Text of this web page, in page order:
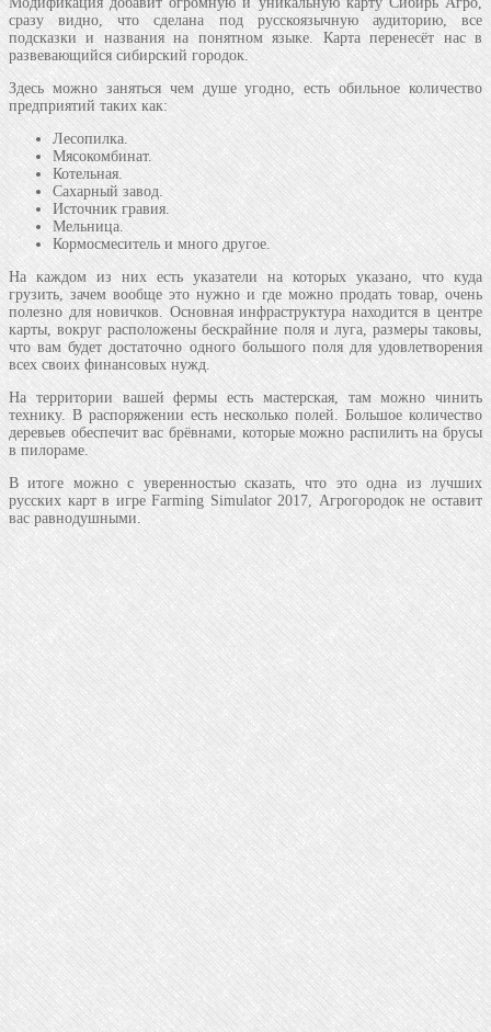
сразу видно, что сделана под русскоязычную аудиторию, все
подсказки и названия на понятном языке. Карта перенесёт нас в
развевающийся сибирский городок.
Здесь можно заняться чем душе угодно, есть обильное количество
предприятий таких как:
Лесопилка.
Мясокомбинат.
Котельная.
Сахарный завод.
Источник гравия.
Мельница.
Кормосмеситель и много другое.
На каждом из них есть указатели на которых указано, что куда
грузить, зачем вообще это нужно и где можно продать товар, очень
полезно для новичков. Основная инфраструктура находится в центре
карты, вокруг расположены бескрайние поля и луга, размеры таковы,
что вам будет достаточно одного большого поля для удовлетворения
всех своих финансовых нужд.
На территории вашей фермы есть мастерская, там можно чинить
технику. В распоряжении есть несколько полей. Большое количество
деревьев обеспечит вас брёвнами, которые можно распилить на брусы
в пилораме.
В итоге можно с уверенностью сказать, что это одна из лучших
русских карт в игре Farming Simulator 2017, Агрогородок не оставит
вас равнодушными.